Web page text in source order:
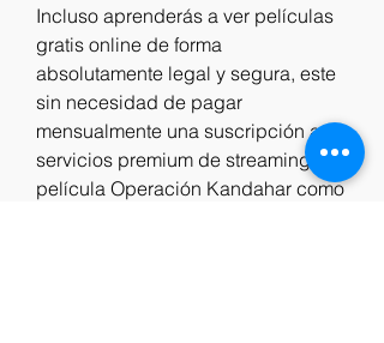
Incluso aprenderás a ver películas
gratis online de forma
absolutamente legal y segura, este
sin necesidad de pagar
mensualmente una suscripción a
servicios premium de streaming la
película Operación Kandahar como